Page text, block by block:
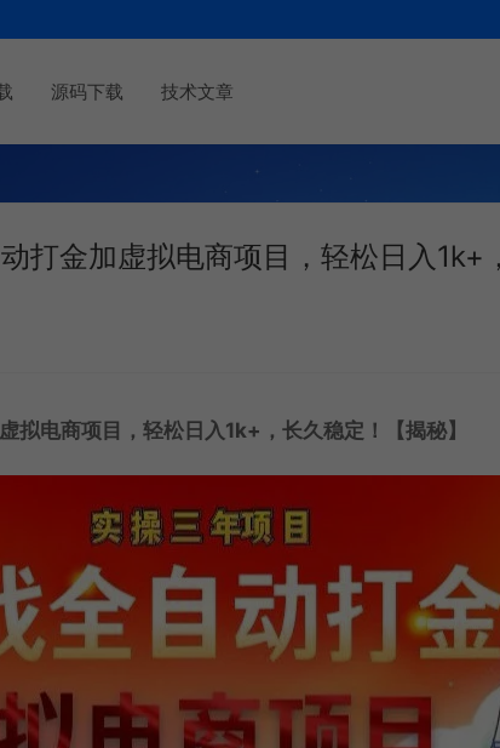
源码下载 技术文章
打金加虚拟电商项目，轻松日入1k+
拟电商项目，轻松日入1k+，长久稳定！【揭秘】